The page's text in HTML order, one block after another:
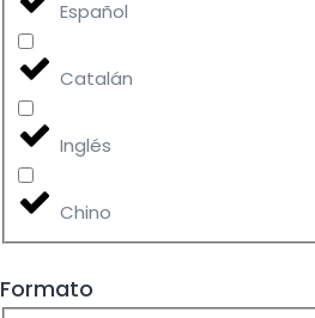
Español
Catalán
Inglés
Chino
Formato